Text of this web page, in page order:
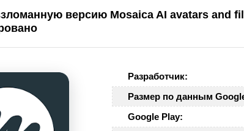
версию Mosaica AI avatars and
Разработчик:
Размер по данным
Google Play: